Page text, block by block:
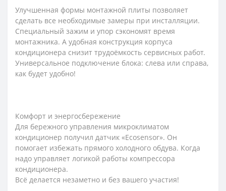
Улучшенная формы монтажной плиты позволяет
сделать все необходимые замеры при инсталляции.
Специальный зажим и упор сэкономят время
монтажника. А удобная конструкция корпуса
кондиционера снизит трудоёмкость сервисных работ.
Универсальное подключение блока: слева или справа,
как будет удобно!
Комфорт и энергосбережение
Для бережного управления микроклиматом
кондиционер получил датчик «Ecosensor». Он
помогает избежать прямого холодного обдува. Когда
надо управляет логикой работы компрессора
кондиционера.
Всё делается незаметно и без вашего участия!